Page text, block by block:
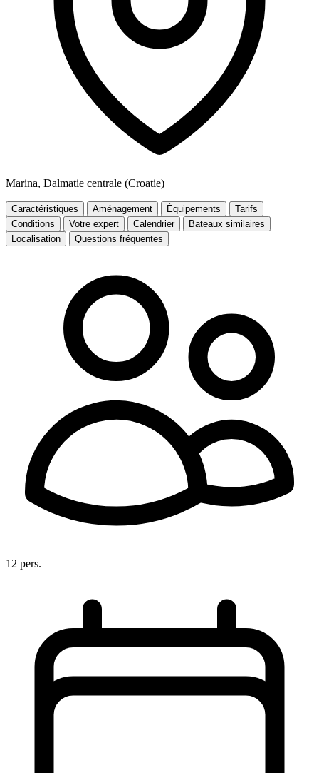
Marina, Dalmatie centrale (Croatie)
Caractéristiques Aménagement Équipements
Tarifs
Conditions
Votre expert Calendrier
Bateaux similaires
Localisation
Questions fréquentes
12 pers.